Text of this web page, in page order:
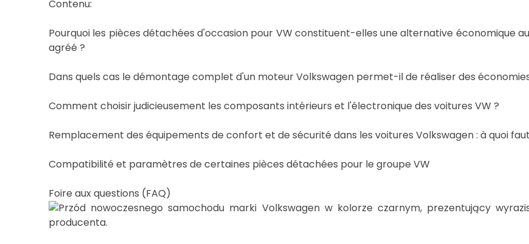
Contenu:
Pourquoi les pièces détachées d'occasion pour VW constituent-elles une alternative économique
agréé ?
Dans quels cas le démontage complet d'un moteur Volkswagen permet-il de réaliser des
Comment choisir judicieusement les composants intérieurs et l'électronique des voitures VW ?
Remplacement des équipements de confort et de sécurité dans les voitures Volkswagen : à quoi
Compatibilité et paramètres de certaines pièces détachées pour le groupe VW